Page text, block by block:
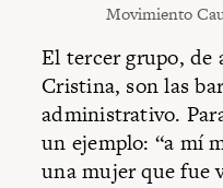
Movimiento
El tercer grupo, de
Cristina, son las
administrativo.
un ejemplo: “a mí
una mujer que fue